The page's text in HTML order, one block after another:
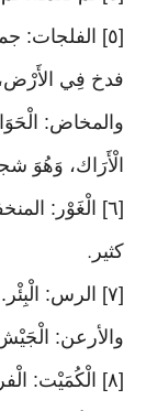
[٥] الفلجات:
فدخ فِي
والمخاض:
الْأَرَاك، وَهُوَ
[٦] الْغَوْر:
كثير .
[٧] الرس:
والأرعن:
[٨] الْكُمَيْت: